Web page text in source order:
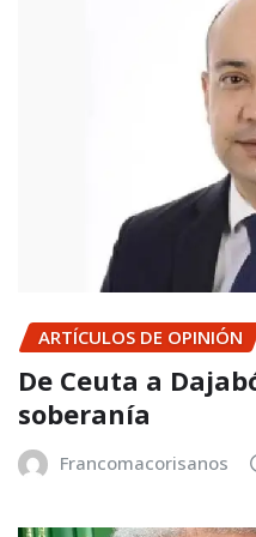
ARTÍCULOS DE OPINIÓN
De Ceuta a
soberanía
Francomacorisanos